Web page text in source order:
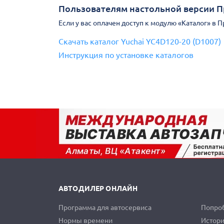
Пользователям настольной версии
Если у вас оплачен доступ к модулю «Каталог» в
Скачать каталог Yuchai YC4D120-20 (D1007)
Инструкция по установке каталогов
АВТОДИЛЕР ОНЛАЙН
Программа для автосервиса
Нормы времени